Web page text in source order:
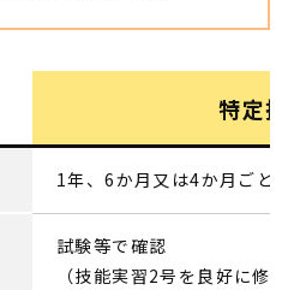
特定
1年、6か月又は4か月ごと
試験等で確認
（技能実習2号を良好に修